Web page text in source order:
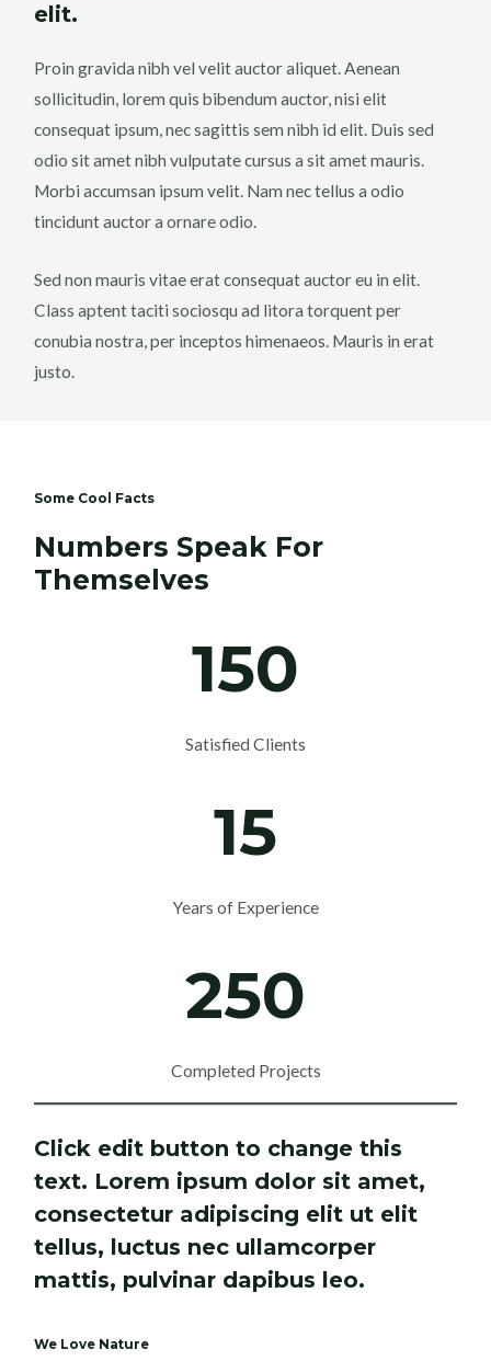
elit.
Proin gravida nibh vel velit auctor aliquet. Aenean
sollicitudin, lorem quis bibendum auctor, nisi elit
consequat ipsum, nec sagittis sem nibh id elit. Duis sed
odio sit amet nibh vulputate cursus a sit amet mauris.
Morbi accumsan ipsum velit. Nam nec tellus a odio
tincidunt auctor a ornare odio.
Sed non mauris vitae erat consequat auctor eu in elit.
Class aptent taciti sociosqu ad litora torquent per
conubia nostra, per inceptos himenaeos. Mauris in erat
justo.
Some Cool Facts
Numbers Speak For
Themselves
150
Satisfied Clients
15
Years of Experience
250
Completed Projects
Click edit button to change this
text. Lorem ipsum dolor sit amet,
consectetur adipiscing elit ut elit
tellus, luctus nec ullamcorper
mattis, pulvinar dapibus leo.
We Love Nature